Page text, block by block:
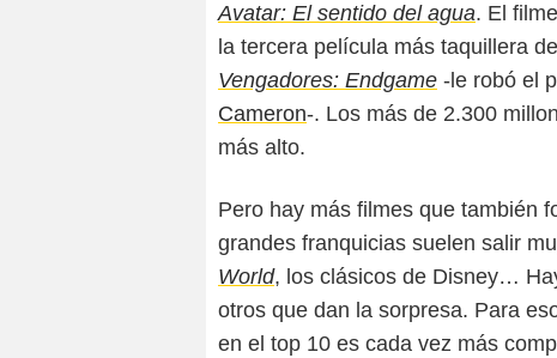
Avatar: El sentido del agua. El
la tercera película más taquillera
Vengadores: Endgame -le robó el
Cameron-. Los más de 2.300
más alto.
Pero hay más filmes que también
grandes franquicias suelen salir
World, los clásicos de Disney…
otros que dan la sorpresa. Para
en el top 10 es cada vez más